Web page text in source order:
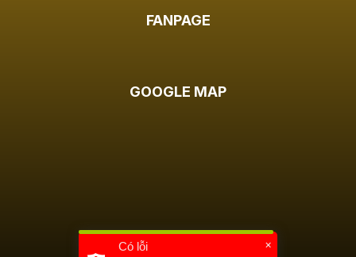
FANPAGE
GOOGLE MAP